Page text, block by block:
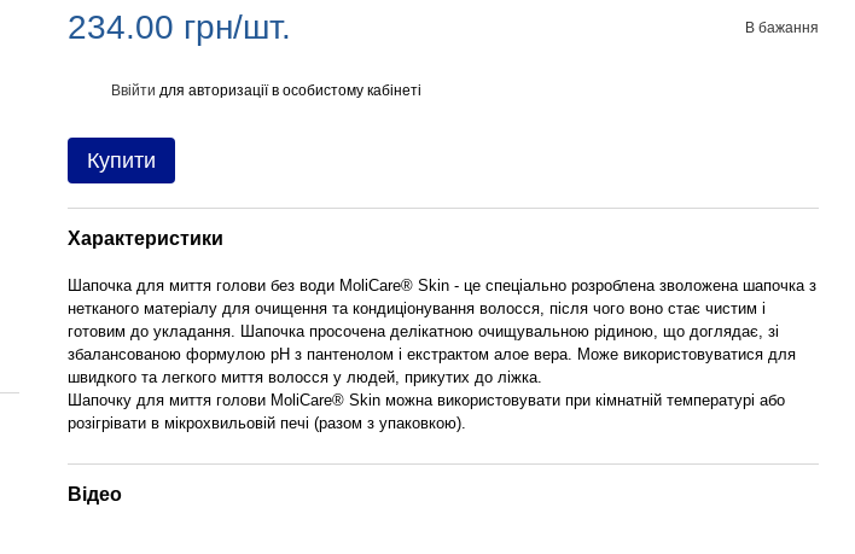
234.00 грн/шт. В бажання
Ввійти для авторизації в особистому кабінеті
Купити
Характеристики
Шапочка для миття голови без води MoliCare® Skin - це спеціально розроблена зволожена шапочка з
нетканого матеріалу для очищення та кондиціонування волосся, після чого воно стає чистим і
готовим до укладання. Шапочка просочена делікатною очищувальною рідиною, що доглядає, зі
збалансованою формулою pH з пантенолом і екстрактом алое вера. Може використовуватися для
швидкого та легкого миття волосся у людей, прикутих до ліжка.
Шапочку для миття голови MoliCare® Skin можна використовувати при кімнатній температурі або
розігрівати в мікрохвильовій печі (разом з упаковкою).
Відео